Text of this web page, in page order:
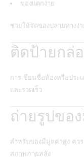
ของแตกง่าย
ช่วยให้จัดของปลายทางง่
ติดป้ายกล่
การเขียนชื่อห้องหรือประ
และรวดเร็ว
ถ่ายรูปขอ
สำหรับของมีมูลค่าสูง คว
สภาพภายหลัง